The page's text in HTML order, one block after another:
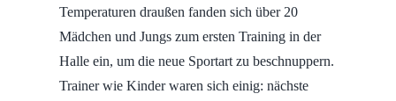
Temperaturen draußen fanden sich über 20
Mädchen und Jungs zum ersten Training in der
Halle ein, um die neue Sportart zu beschnuppern.
Trainer wie Kinder waren sich einig: nächste